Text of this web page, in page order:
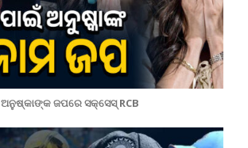
ଅନୁଷ୍କାଙ୍କ ଜପରେ ସକ୍ସେସ୍ RCB